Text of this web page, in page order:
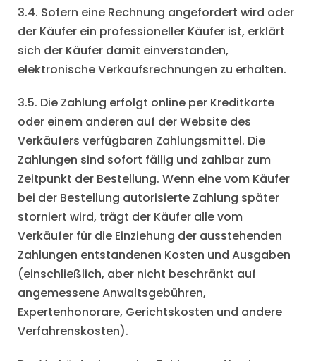
3.4. Sofern eine Rechnung angefordert wird oder
der Käufer ein professioneller Käufer ist, erklärt
sich der Käufer damit einverstanden,
elektronische Verkaufsrechnungen zu erhalten.
3.5. Die Zahlung erfolgt online per Kreditkarte
oder einem anderen auf der Website des
Verkäufers verfügbaren Zahlungsmittel. Die
Zahlungen sind sofort fällig und zahlbar zum
Zeitpunkt der Bestellung. Wenn eine vom Käufer
bei der Bestellung autorisierte Zahlung später
storniert wird, trägt der Käufer alle vom
Verkäufer für die Einziehung der ausstehenden
Zahlungen entstandenen Kosten und Ausgaben
(einschließlich, aber nicht beschränkt auf
angemessene Anwaltsgebühren,
Expertenhonorare, Gerichtskosten und andere
Verfahrenskosten).